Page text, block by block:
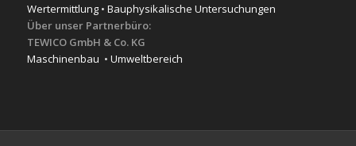
Wertermittlung• Bauphysikalische Untersuchungen
Über unser Partnerbüro:
TEWICO GmbH & Co. KG
Maschinenbau • Umweltbereich